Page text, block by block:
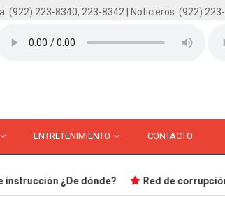
(922) 223-8340, 223-8342 | Noticieros: (922)
ENTRETENIMIENTO CONTACTO
¿De dónde? Red de corrupción